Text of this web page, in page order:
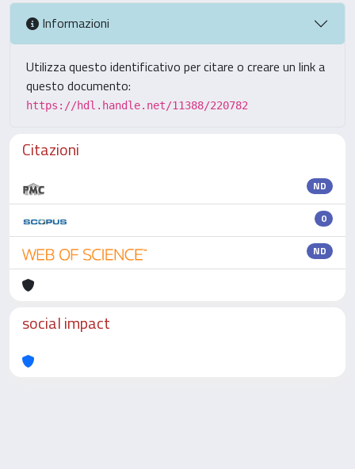
Informazioni
Utilizza questo identificativo per citare o creare un link a
questo documento:
https://hdl.handle.net/11388/220782
Citazioni
ND
0
ND
social impact